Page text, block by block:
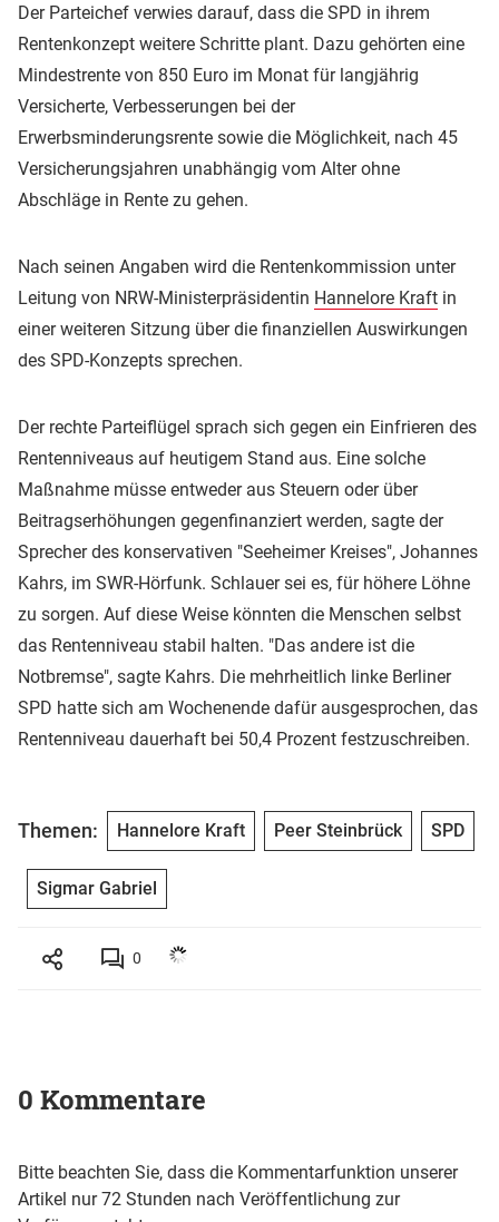
Der Parteichef verwies darauf, dass die SPD in ihrem
Rentenkonzept weitere Schritte plant. Dazu gehörten eine
Mindestrente von 850 Euro im Monat für langjährig
Versicherte, Verbesserungen bei der
Erwerbsminderungsrente sowie die Möglichkeit, nach 45
Versicherungsjahren unabhängig vom Alter ohne
Abschläge in Rente zu gehen.
Nach seinen Angaben wird die Rentenkommission unter
Leitung von NRW-Ministerpräsidentin Hannelore Kraft in
einer weiteren Sitzung über die finanziellen Auswirkungen
des SPD-Konzepts sprechen.
Der rechte Parteiflügel sprach sich gegen ein Einfrieren des
Rentenniveaus auf heutigem Stand aus. Eine solche
Maßnahme müsse entweder aus Steuern oder über
Beitragserhöhungen gegenfinanziert werden, sagte der
Sprecher des konservativen "Seeheimer Kreises", Johannes
Kahrs, im SWR-Hörfunk. Schlauer sei es, für höhere Löhne
zu sorgen. Auf diese Weise könnten die Menschen selbst
das Rentenniveau stabil halten. "Das andere ist die
Notbremse", sagte Kahrs. Die mehrheitlich linke Berliner
SPD hatte sich am Wochenende dafür ausgesprochen, das
Rentenniveau dauerhaft bei 50,4 Prozent festzuschreiben.
Themen: Hannelore Kraft Peer Steinbrück SPD
Sigmar Gabriel
0
0 Kommentare
Bitte beachten Sie, dass die Kommentarfunktion unserer
Artikel nur 72 Stunden nach Veröffentlichung zur